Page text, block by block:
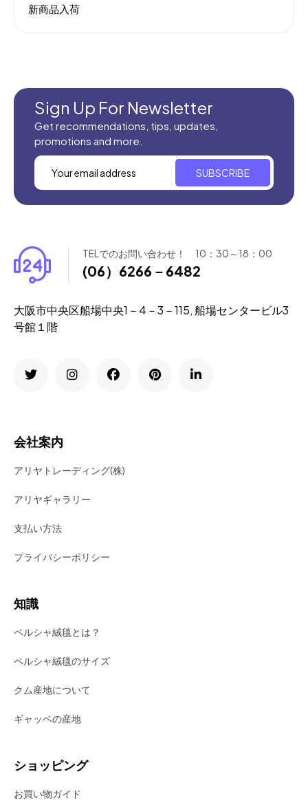
新商品入荷
Sign Up For Newsletter
Get recommendations, tips, updates,
promotions and more.
SUBSCRIBE
TELでのお問い合わせ！ 10：30～18：00
(06）6266－6482
大阪市中央区船場中央1－4－3－115, 船場センタービル3
号館１階
会社案内
アリヤトレーディング(株)
アリヤギャラリー
支払い方法
プライバシーポリシー
知識
ペルシャ絨毯とは？
ペルシャ絨毯のサイズ
クム産地について
ギャッベの産地
ショッピング
お買い物ガイド